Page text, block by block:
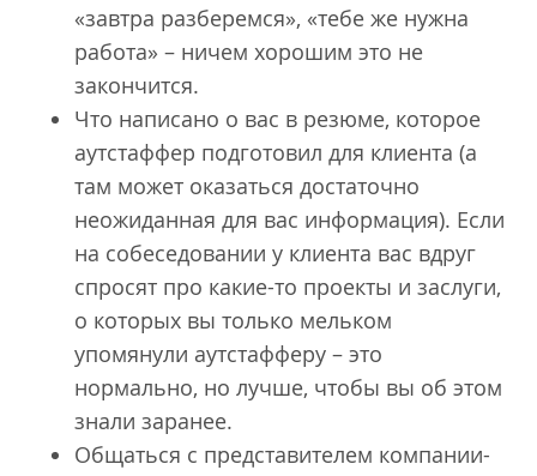
«завтра разберемся», «тебе же нужна
работа» – ничем хорошим это не
закончится.
Что написано о вас в резюме, которое
аутстаффер подготовил для клиента (а
там может оказаться достаточно
неожиданная для вас информация). Если
на собеседовании у клиента вас вдруг
спросят про какие-то проекты и заслуги,
о которых вы только мельком
упомянули аутстафферу – это
нормально, но лучше, чтобы вы об этом
знали заранее.
Общаться с представителем компании-